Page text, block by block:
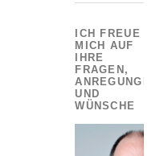
ICH FREUE
MICH AUF
IHRE
FRAGEN,
ANREGUNGEN
UND
WÜNSCHE